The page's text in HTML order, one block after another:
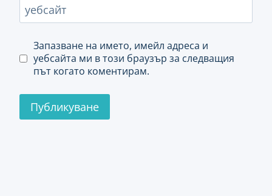
уебсайт
Запазване на името, имейл адреса и
уебсайта ми в този браузър за следващия
път когато коментирам.